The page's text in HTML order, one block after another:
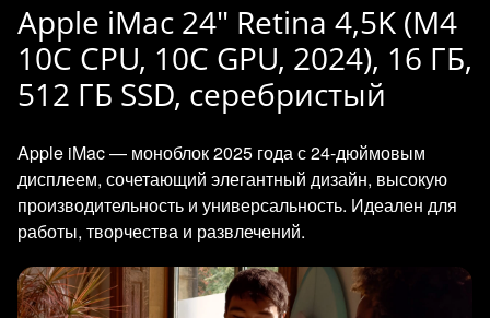
Apple iMac 24" Retina 4,5K (M4
10C CPU, 10C GPU, 2024), 16 ГБ,
512 ГБ SSD, серебристый
Apple iMac — моноблок 2025 года с 24‑дюймовым
дисплеем, сочетающий элегантный дизайн, высокую
производительность и универсальность. Идеален для
работы, творчества и развлечений.